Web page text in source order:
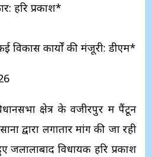
हरि प्रकाश*
कार्यों की मंजूरी: डीएम*
क्षेत्र के वजीरपुर में पैंटून
द्वारा लगातार मांग की जा रही
जलालाबाद विधायक हरि प्रकाश